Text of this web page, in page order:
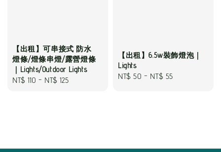
【出租】可串接式 防水
燈條/燈條串燈/露營燈條
｜Lights/Outdoor Lights
Regular
NT$ 110 - NT$ 125
【出租】6.5w裝飾燈泡｜
Lights
Regular
NT$ 50 - NT$ 55